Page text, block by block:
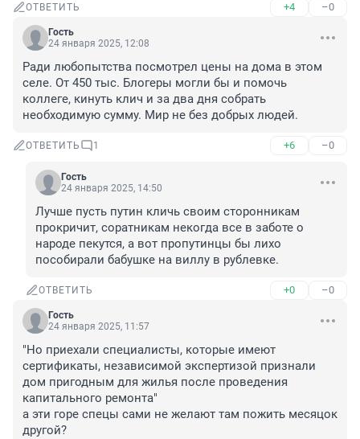
ОТВЕТИТЬ +4 –0
Гость
24 января 2025, 12:08
Ради любопытства посмотрел цены на дома в этом
селе. От 450 тыс. Блогеры могли бы и помочь
коллеге, кинуть клич и за два дня собрать
необходимую сумму. Мир не без добрых людей.
ОТВЕТИТЬ 1 +6 –0
Гость
24 января 2025, 14:50
Лучше пусть путин кличь своим сторонникам
прокричит, соратникам некогда все в заботе о
народе пекутся, а вот пропутинцы бы лихо
пособирали бабушке на виллу в рублевке.
ОТВЕТИТЬ +0 –0
Гость
24 января 2025, 11:57
"Но приехали специалисты, которые имеют
сертификаты, независимой экспертизой признали
дом пригодным для жилья после проведения
капитального ремонта"
а эти горе спецы сами не желают там пожить месяцок
другой?